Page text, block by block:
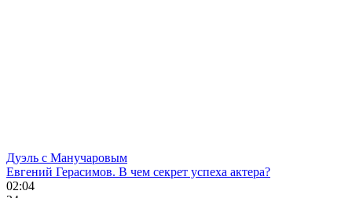
Дуэль с Манучаровым
Евгений Герасимов. В чем секрет успеха актера?
02:04